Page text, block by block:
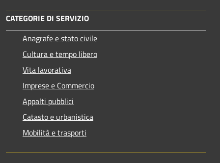
CATEGORIE DI SERVIZIO
Anagrafe e stato civile
Cultura e tempo libero
Vita lavorativa
Imprese e Commercio
Appalti pubblici
Catasto e urbanistica
Mobilità e trasporti